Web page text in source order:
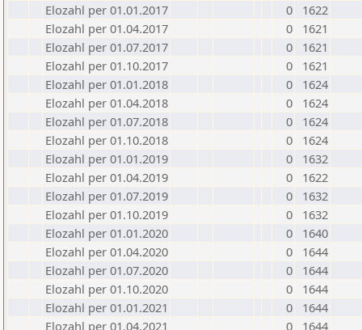
Elozahl per 01.01.2017
0
1622
Elozahl per 01.04.2017
0
1621
Elozahl per 01.07.2017
0
1621
Elozahl per 01.10.2017
0
1621
Elozahl per 01.01.2018
0
1624
Elozahl per 01.04.2018
0
1624
Elozahl per 01.07.2018
0
1624
Elozahl per 01.10.2018
0
1624
Elozahl per 01.01.2019
0
1632
Elozahl per 01.04.2019
0
1622
Elozahl per 01.07.2019
0
1632
Elozahl per 01.10.2019
0
1632
Elozahl per 01.01.2020
0
1640
Elozahl per 01.04.2020
0
1644
Elozahl per 01.07.2020
0
1644
Elozahl per 01.10.2020
0
1644
Elozahl per 01.01.2021
0
1644
Elozahl per 01.04.2021
0
1644